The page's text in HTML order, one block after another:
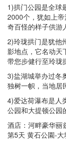
1)拱门公园是全球
2000个，犹如上帝
奇百怪的样子供游
2)玲珑拱门是犹他
影地点，它名动天
带您步健行至玲珑
3)盐湖城举办过冬
独树一帜，当地居
4)爱达荷瀑布是人
公园和大提顿公园
酒店：河畔豪华丽
第5天 黄石公園-